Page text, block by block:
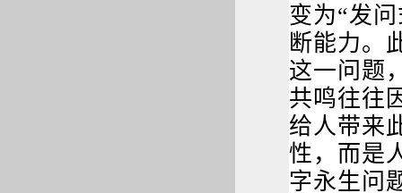
变为“发
断能力。
这一问题
共鸣往往
给人带来
性，而是
字永生问